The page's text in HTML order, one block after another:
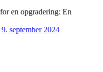
9. september 2024